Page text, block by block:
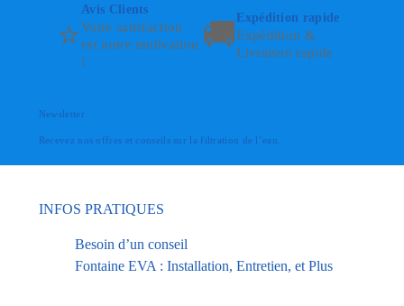
⭐
Avis Clients
Votre satisfaction
est notre motivation
!
🚚Expédition rapide
Expédition &
Livraison rapide
Newsletter
Recevez nos offres et conseils sur la filtration de l’eau.
INFOS PRATIQUES
Besoin d’un conseil
Fontaine EVA : Installation, Entretien, et Plus